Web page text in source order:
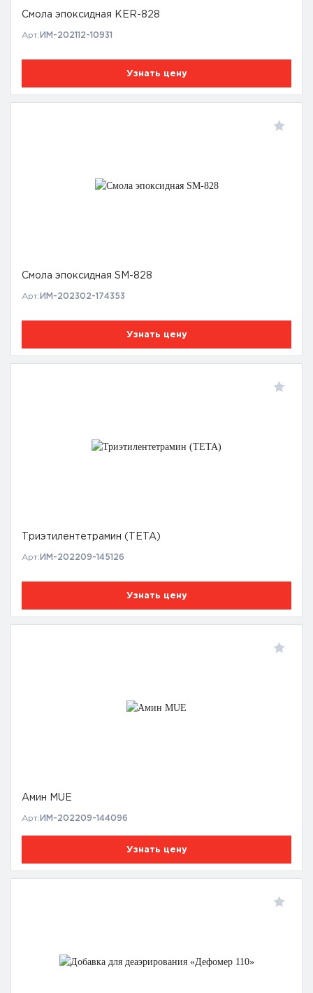
Смола эпоксидная KER-828
Арт: ИМ-202112-10931
Узнать цену
Смола эпоксидная SM-828
Арт: ИМ-202302-174353
Узнать цену
Триэтилентетрамин (TETA)
Арт: ИМ-202209-145126
Узнать цену
Амин MUE
Арт: ИМ-202209-144096
Узнать цену